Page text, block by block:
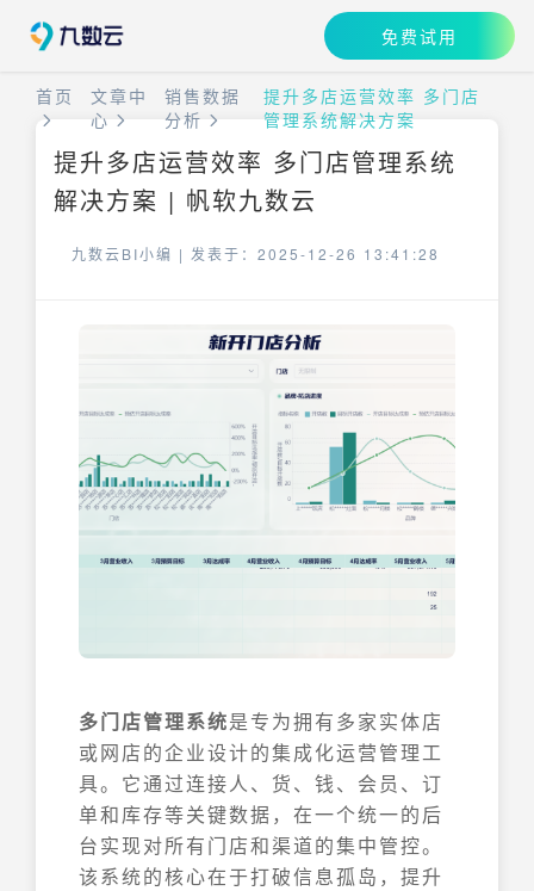
免费试用
首页
文章中
心
销售数据
分析
提升多店运营效率 多门店
管理系统解决方案
提升多店运营效率 多门店管理系统
解决方案 | 帆软九数云
九数云BI小编 | 发表于：2025-12-26 13:41:28
多门店管理系统是专为拥有多家实体店
或网店的企业设计的集成化运营管理工
具。它通过连接人、货、钱、会员、订
单和库存等关键数据，在一个统一的后
台实现对所有门店和渠道的集中管控。
该系统的核心在于打破信息孤岛，提升